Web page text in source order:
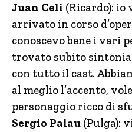
Juan Celi (Ricardo): io
arrivato in corso
conoscevo bene i vari
trovato subito
con tutto il cast.
al meglio l’accento,
personaggio ricco di
Sergio Palau (Pulga):